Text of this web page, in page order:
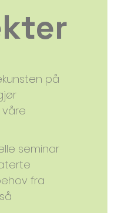
på
seminar
fra